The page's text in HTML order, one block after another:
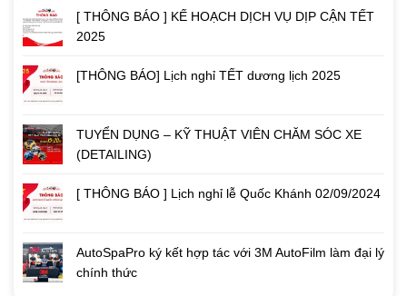
[ THÔNG BÁO ] KẾ HOẠCH DỊCH VỤ DỊP CẬN TẾT
2025
[THÔNG BÁO] Lịch nghỉ TẾT dương lịch 2025
TUYỂN DỤNG – KỸ THUẬT VIÊN CHĂM SÓC XE
(DETAILING)
[ THÔNG BÁO ] Lịch nghỉ lễ Quốc Khánh 02/09/2024
AutoSpaPro ký kết hợp tác với 3M AutoFilm làm đại lý
chính thức